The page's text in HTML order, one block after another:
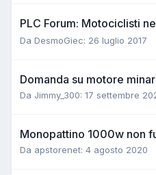
PLC Forum: Motociclisti
Da DesmoGiec: 26 luglio 2017
Domanda su motore
Da Jimmy_300: 17 settembre
Monopattino 1000w non
Da apstorenet: 4 agosto 2020